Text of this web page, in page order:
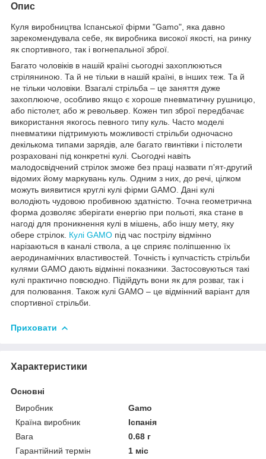
Опис
Куля виробництва Іспанської фірми "Gamo", яка давно
зарекомендувала себе, як виробника високої якості, на ринку
як спортивного, так і вогнепальної зброї.
Багато чоловіків в нашій країні сьогодні захоплюються
стріляниною. Та й не тільки в нашій країні, в інших теж. Та й
не тільки чоловіки. Взагалі стрільба – це заняття дуже
захоплююче, особливо якщо є хороше пневматичну рушницю,
або пістолет, або ж револьвер. Кожен тип зброї передбачає
використання якогось певного типу куль. Часто моделі
пневматики підтримують можливості стрільби одночасно
декількома типами зарядів, але багато гвинтівки і пістолети
розраховані під конкретні кулі. Сьогодні навіть
малодосвідчений стрілок зможе без праці назвати п'ят-другий
відомих йому маркувань куль. Одним з них, до речі, цілком
можуть виявитися круглі кулі фірми GAMO. Дані кулі
володіють чудовою пробивною здатністю. Точна геометрична
форма дозволяє зберігати енергію при польоті, яка стане в
нагоді для проникнення кулі в мішень, або іншу мету, яку
обере стрілок. Кулі GAMO під час пострілу відмінно
нарізаються в каналі ствола, а це сприяє поліпшенню їх
аеродинамічних властивостей. Точність і купчастість стрільби
кулями GAMO дають відмінні показники. Застосовуються такі
кулі практично повсюдно. Підійдуть вони як для розваг, так і
для полювання. Також кулі GAMO – це відмінний варіант для
спортивної стрільби.
Приховати
Характеристики
Основні
Виробник
Gamo
Країна виробник
Іспанія
Вага
0.68 г
Гарантійний термін
1 міс